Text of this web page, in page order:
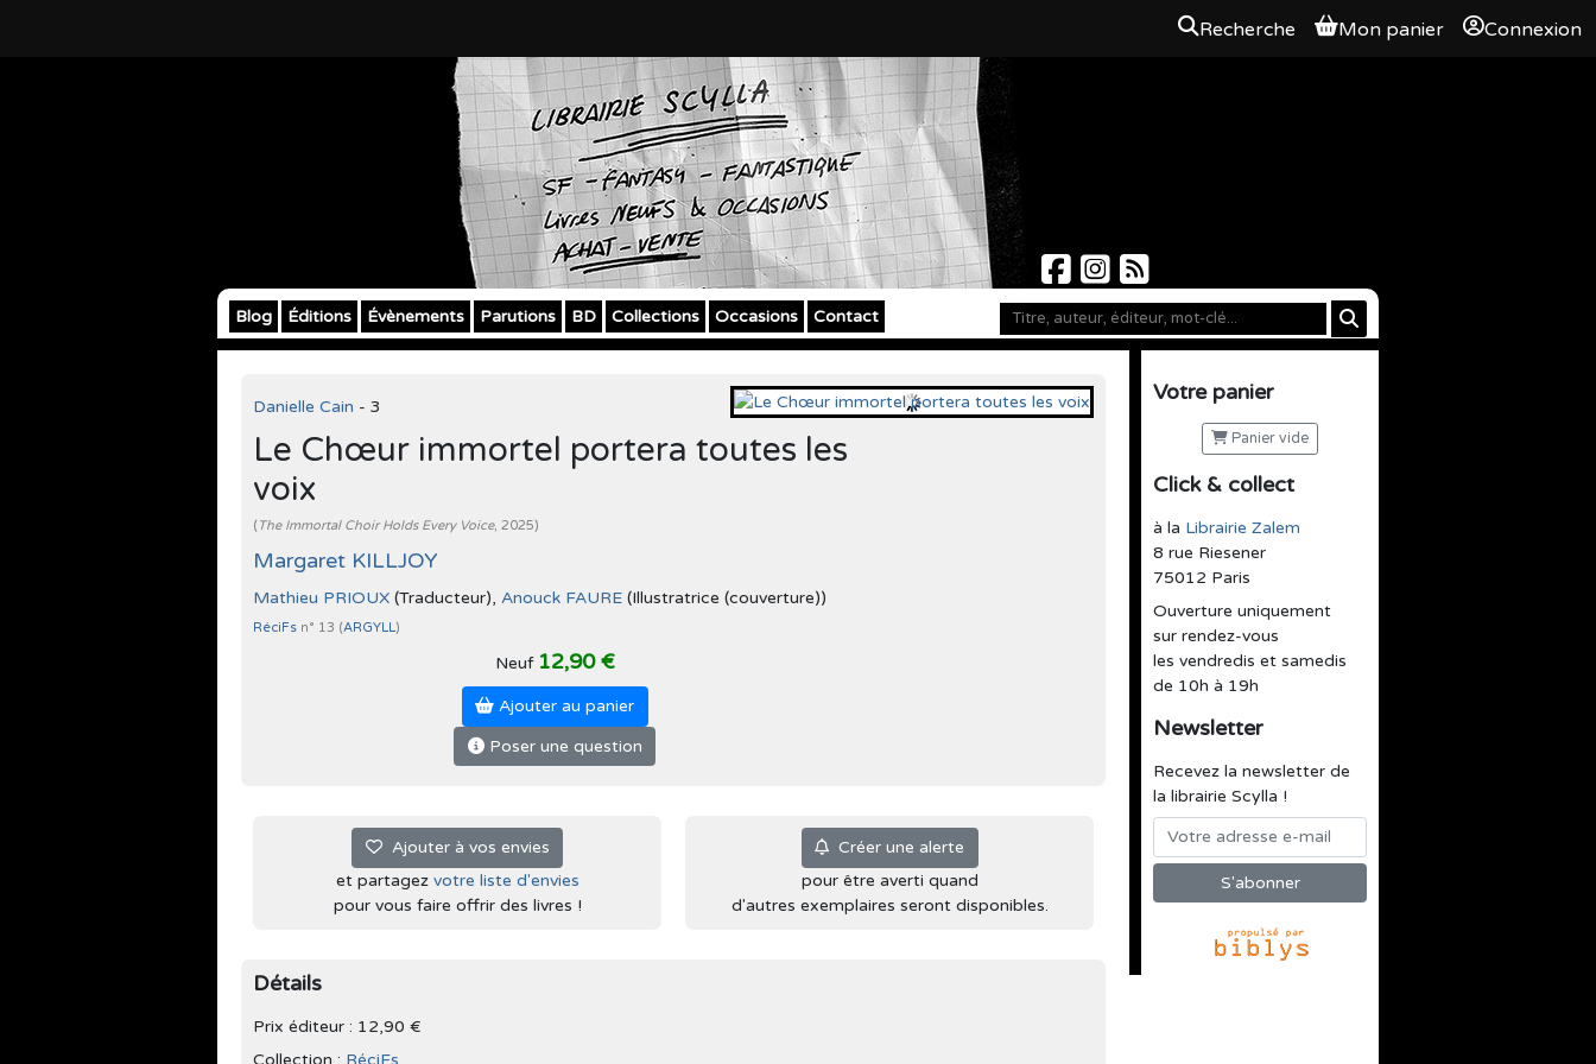
Recherche Mon panier Connexion
Blog Éditions Évènements Parutions BD Collections Occasions Contact
Votre panier
Panier vide
Click & collect
à la Librairie Zalem
8 rue Riesener
75012 Paris
Ouverture uniquement
sur rendez-vous
les vendredis et samedis
de 10h à 19h
Newsletter
Recevez la newsletter de
la librairie Scylla !
Danielle Cain - 3
Le Chœur immortel portera toutes les
voix
( The Immortal Choir Holds Every Voice, 2025)
Margaret KILLJOY
Mathieu PRIOUX (Traducteur), Anouck FAURE (Illustratrice (couverture))
RéciFs n° 13 (ARGYLL)
Neuf 12,90 €
Ajouter au panier
Poser une question
Ajouter à vos envies
et partagez votre liste d'envies
pour vous faire offrir des livres !
Créer une alerte
pour être averti quand
d'autres exemplaires seront disponibles.
Détails
Prix éditeur : 12,90 €
Collection : RéciFs